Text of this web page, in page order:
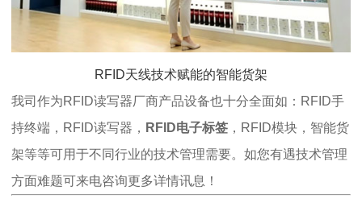
RFID天线技术赋能的智能货架
我司作为RFID读写器厂商产品设备也十分全面如：RFID手
持终端，RFID读写器， RFID电子标签 ，RFID模块，智能货
架等等可用于不同行业的技术管理需要。如您有遇技术管理
方面难题可来电咨询更多详情讯息！